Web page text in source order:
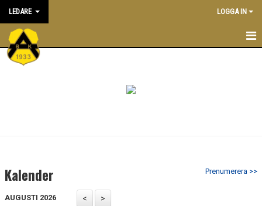
LEDARE LOGGA IN
STARTSIDA
Prenumerera >>
Kalender
AUGUSTI 2026